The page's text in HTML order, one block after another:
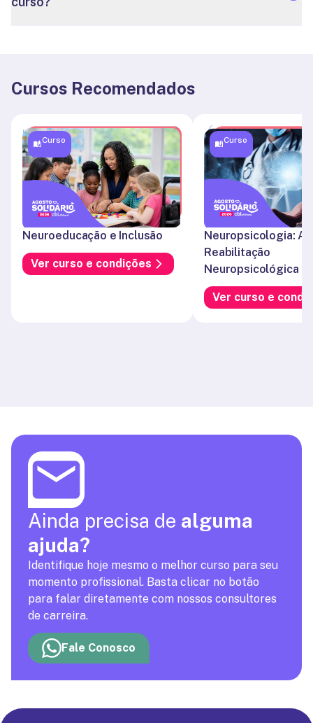
Cursos Recomendados
Curso
Neuroeducação e Inclusão
Ver curso e condições
Curso
Neuropsicologia:
Reabilitação
Neuropsicológica
Ver curso e
Ainda precisa de alguma
ajuda?
Identifique hoje mesmo o melhor curso para seu
momento profissional. Basta clicar no botão
para falar diretamente com nossos consultores
de carreira.
Fale Conosco